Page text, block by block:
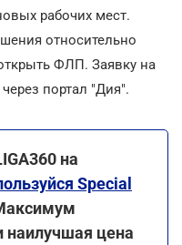
рабочих мест.
относительно
ФЛП. Заявку на
портал "Дия".
на
Special
наилучшая цена